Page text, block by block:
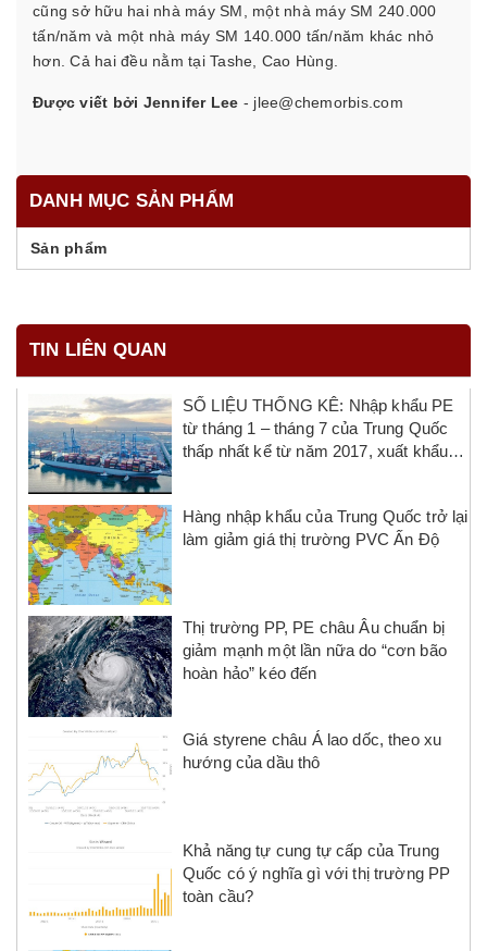
cũng sở hữu hai nhà máy SM, một nhà máy SM 240.000
tấn/năm và một nhà máy SM 140.000 tấn/năm khác nhỏ
hơn. Cả hai đều nằm tại Tashe, Cao Hùng.
Được viết bởi Jennifer Lee - jlee@chemorbis.com
DANH MỤC SẢN PHẨM
Sản phẩm
TIN LIÊN QUAN
SỐ LIỆU THỐNG KÊ: Nhập khẩu PE
từ tháng 1 – tháng 7 của Trung Quốc
thấp nhất kể từ năm 2017, xuất khẩu
Hàng nhập khẩu của Trung Quốc trở lại
làm giảm giá thị trường PVC Ấn Độ
Thị trường PP, PE châu Âu chuẩn bị
giảm mạnh một lần nữa do “cơn bão
hoàn hảo” kéo đến
Giá styrene châu Á lao dốc, theo xu
hướng của dầu thô
Khả năng tự cung tự cấp của Trung
Quốc có ý nghĩa gì với thị trường PP
toàn cầu?